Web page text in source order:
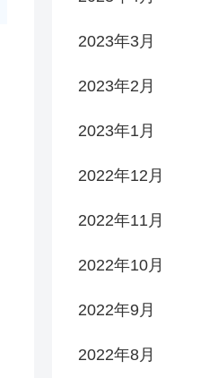
2023年3月
2023年2月
2023年1月
2022年12月
2022年11月
2022年10月
2022年9月
2022年8月